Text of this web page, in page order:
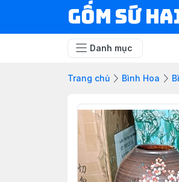
Gốm Sứ
Danh mục
Trang chủ Bình Hoa